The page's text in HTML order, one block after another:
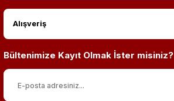
Alışveriş
Bültenimize Kayıt Olmak İster misiniz?